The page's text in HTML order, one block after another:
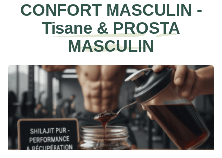
CONFORT MASCULIN -
Tisane & PROSTA
MASCULIN